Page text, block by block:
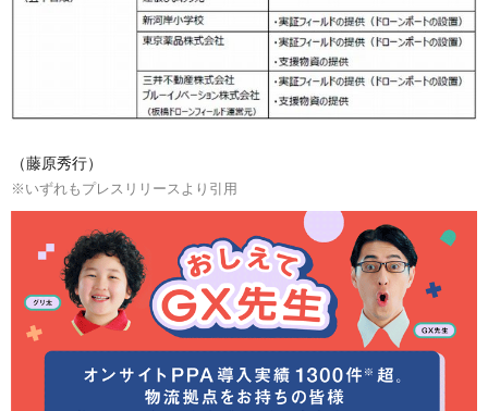
（藤原秀行）
※いずれもプレスリリースより引用